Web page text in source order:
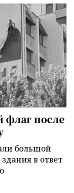
флаг после
большой
в ответ